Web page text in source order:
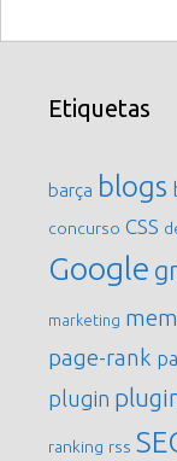
Etiquetas
barça blogs
concurso CSS
Google
marketing
page-rank
plugin
ranking rss